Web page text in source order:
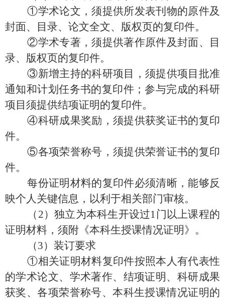
①学术论文，须提供所发表刊物的原件及
封面、目录、论文全文、版权页的复印件。
②学术专著，须提供著作原件及封面、目
录、版权页的复印件。
③新增主持的科研项目，须提供项目批准
通知和计划任务书的复印件；参与完成的科研
项目须提供结项证明的复印件。
④科研成果奖励，须提供获奖证书的复印
件。
⑤各项荣誉称号，须提供荣誉证书的复印
件。
每份证明材料的复印件必须清晰，能够反
映个人关键信息，以利于相关部门审核。
（ 2）独立为本科生开设过1门以上课程的
证明材料，须附《本科生授课情况证明》。
（3）装订要求
①相关证明材料复印件按照本人有代表性
的学术论文、学术著作、结项证明、科研成果
获奖、各项荣誉称号、本科生授课情况证明的